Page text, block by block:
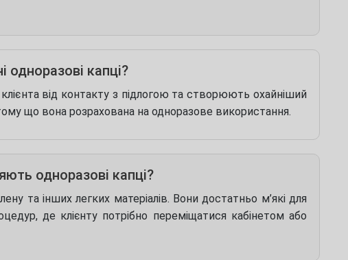
одноразові капці?
від контакту з підлогою та створюють охайніший
що вона розрахована на одноразове використання.
одноразові капці?
та інших легких матеріалів. Вони достатньо м’які для
де клієнту потрібно переміщатися кабінетом або